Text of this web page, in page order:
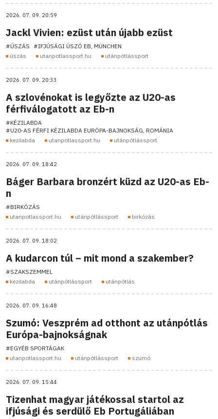
2026. 07. 09. 20:59
Jackl Vivien: ezüst után újabb ezüst
#ÚSZÁS #IFJÚSÁGI ÚSZÓ EB, MÜNCHEN
úszás
utanpotlassport.hu utánpótlássport
2026. 07. 09. 20:33
A szlovénokat is legyőzte az U20-as
férfiválogatott az Eb-n
#KÉZILABDA
#U20-AS FÉRFI KÉZILABDA EURÓPA-BAJNOKSÁG, ROMÁNIA
kezilabda
utanpotlassport.hu utánpótlássport
2026. 07. 09. 18:42
Báger Barbara bronzért küzd az U20-as Eb-
n
#BIRKÓZÁS
utanpotlassport.hu
utánpótlássport birkózás
2026. 07. 09. 18:02
A kudarcon túl – mit mond a szakember?
#SZAKSZEMMEL
kezilabda
utánpótlássport utánpótlás
2026. 07. 09. 16:48
Szumó: Veszprém ad otthont az utánpótlás
Európa-bajnokságnak
#EGYÉB SPORTÁGAK
utanpotlassport.hu
utánpótlássport szumó
2026. 07. 09. 15:44
Tizenhat magyar játékossal startol az
ifjúsági és serdülő Eb Portugáliában